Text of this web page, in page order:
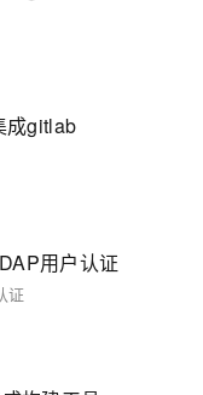
成gitlab
用户认证
证